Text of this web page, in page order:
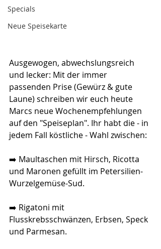
Specials
Neue Speisekarte
Ausgewogen, abwechslungsreich
und lecker: Mit der immer
passenden Prise (Gewürz & gute
Laune) schreiben wir euch heute
Marcs neue Wochenempfehlungen
auf den "Speiseplan". Ihr habt die - in
jedem Fall köstliche - Wahl zwischen:
➡️ Maultaschen mit Hirsch, Ricotta
und Maronen gefüllt im Petersilien-
Wurzelgemüse-Sud.
➡️ Rigatoni mit
Flusskrebsschwänzen, Erbsen, Speck
und Parmesan.